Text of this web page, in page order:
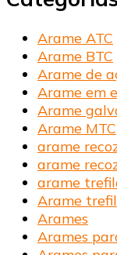
Arame ATC
Arame BTC
Arame de
Arame em
Arame
Arame MTC
arame
arame
arame
Arame
Arames
Arames